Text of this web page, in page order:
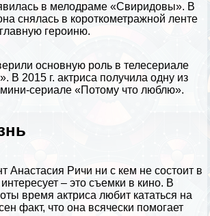
в мелодраме «Свиридовы». В
снялась в короткометражной ленте
героиню.
основную роль в телесериале
В 2015 г. актриса получила одну из
сериале «Потому что люблю».
Анастасия Ричи ни с кем не состоит в
– это съемки в кино. В
время актриса любит кататься на
факт, что она всячески помогает